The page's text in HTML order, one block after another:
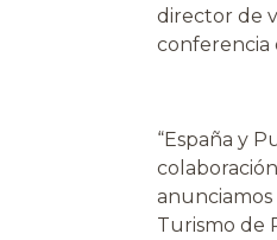
director de
conferencia
“España y
Turismo de